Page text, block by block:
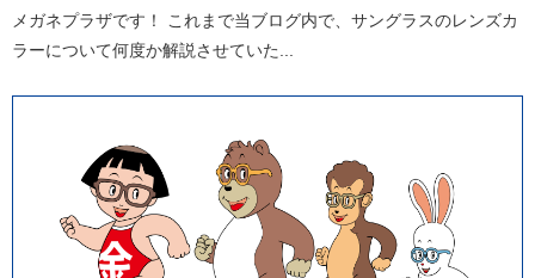
メガネプラザです！ これまで当ブログ内で、サングラスのレンズカ
ラーについて何度か解説させていた...